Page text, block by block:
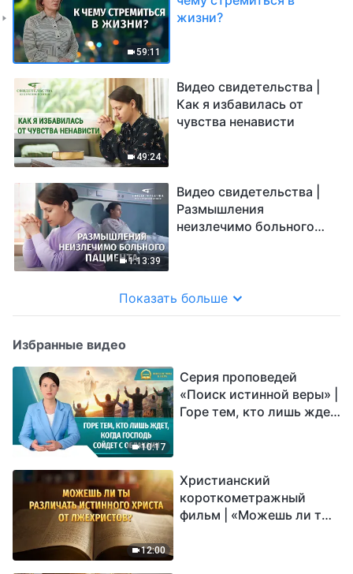
59:11
жизни?
49:24
Видео свидетельства |
Как я избавилась от
чувства ненависти
1:13:39
Видео свидетельства |
Размышления
неизлечимо больного
Показать больше
Избранные видео
10:17
Серия проповедей
«Поиск истинной веры» |
Горе тем, кто лишь ждет,
12:00
Христианский
короткометражный
фильм | «Можешь ли ты